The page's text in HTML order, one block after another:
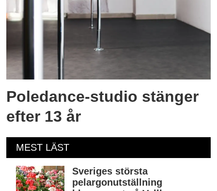
Poledance-studio stänger
efter 13 år
MEST LÄST
Sveriges största
pelargonutställning